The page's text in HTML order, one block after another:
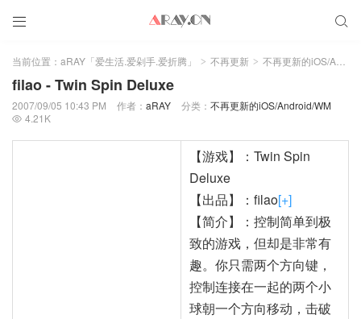
 
当前位置： aRAY「爱生活.爱剁手.爱折腾」 > 不再更新 > 不再更新的iOS/Android/WM
filao - Twin Spin Deluxe
2007/09/05 10:43 PM 作者： aRAY 分类： 不再更新的iOS/Android/WM
 4.21K
【游戏】：Twin Spin
Deluxe
【出品】：filao[+]
【简介】：控制简单到极
致的游戏，但却是非常有
趣。你只需两个方向键，
控制连接在一起的两个小
球朝一个方向移动，击破